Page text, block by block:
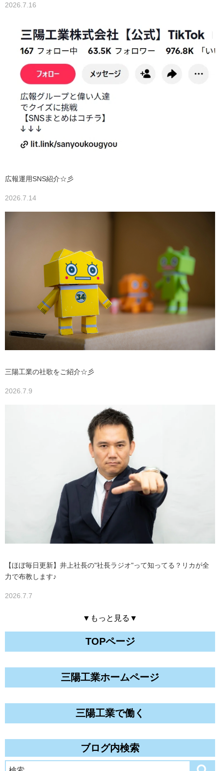
2026.7.16
広報運用SNS紹介☆彡
2026.7.14
三陽工業の社歌をご紹介☆彡
2026.7.9
【ほぼ毎日更新】井上社長の"社長ラジオ"って知ってる？リカが全
力で布教します♪
2026.7.7
▼もっと見る▼
TOPページ
三陽工業ホームページ
三陽工業で働く
ブログ内検索
検